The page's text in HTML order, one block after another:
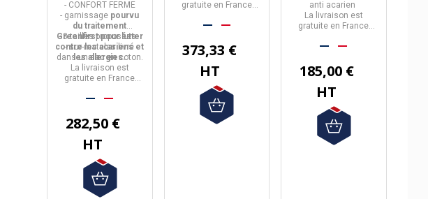
- CONFORT FERME
- garnissage pourvu
du traitement
Greenfirst pour lutter
contre les acariens et
les allergies.
- 8 tailles proposées.
- sur-matelas livré
dans un sac en coton.
La livraison est
gratuite en France
282,50 €
HT
gratuite en France
373,33 €
HT
anti acarien
La livraison est
gratuite en France
185,00 €
HT